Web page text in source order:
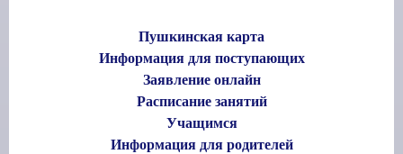
Пушкинская карта
Информация для поступающих
Заявление онлайн
Расписание занятий
Учащимся
Информация для родителей